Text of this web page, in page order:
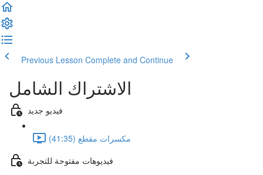
Previous Lesson Complete and Continue
الاشتراك الشامل
فيديو جديد
مكسرات مقطع (41:35)
فيديوهات مفتوحة للتجربة